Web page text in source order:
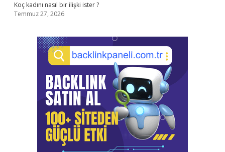
Koç kadını nasıl bir ilişki ister ?
Temmuz 27, 2026